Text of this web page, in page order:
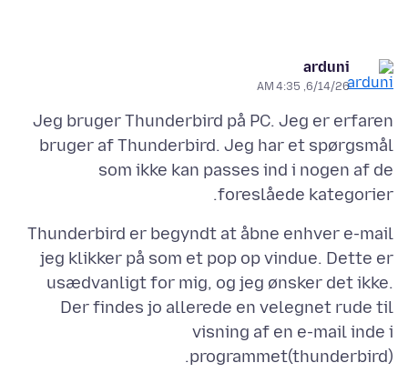
arduni
6/14/26, 4:35 AM
Jeg bruger Thunderbird på PC. Jeg er erfaren
bruger af Thunderbird. Jeg har et spørgsmål
som ikke kan passes ind i nogen af de
foreslåede kategorier.
Thunderbird er begyndt at åbne enhver e-mail
jeg klikker på som et pop op vindue. Dette er
usædvanligt for mig, og jeg ønsker det ikke.
Der findes jo allerede en velegnet rude til
visning af en e-mail inde i
programmet(thunderbird).